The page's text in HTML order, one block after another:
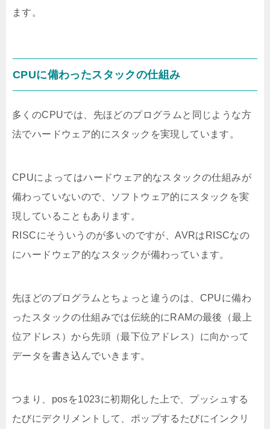
ます。
CPUに備わったスタックの仕組み
多くのCPUでは、先ほどのプログラムと同じような方
法でハードウェア的にスタックを実現しています。
CPUによってはハードウェア的なスタックの仕組みが
備わっていないので、ソフトウェア的にスタックを実
現していることもあります。
RISCにそういうのが多いのですが、AVRはRISCなの
にハードウェア的なスタックが備わっています。
先ほどのプログラムとちょっと違うのは、CPUに備わ
ったスタックの仕組みでは伝統的にRAMの最後（最上
位アドレス）から先頭（最下位アドレス）に向かって
データを書き込んでいきます。
つまり、posを1023に初期化した上で、プッシュする
たびにデクリメントして、ポップするたびにインクリ